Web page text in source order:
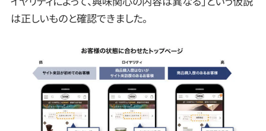
は正しいものと確認できました。